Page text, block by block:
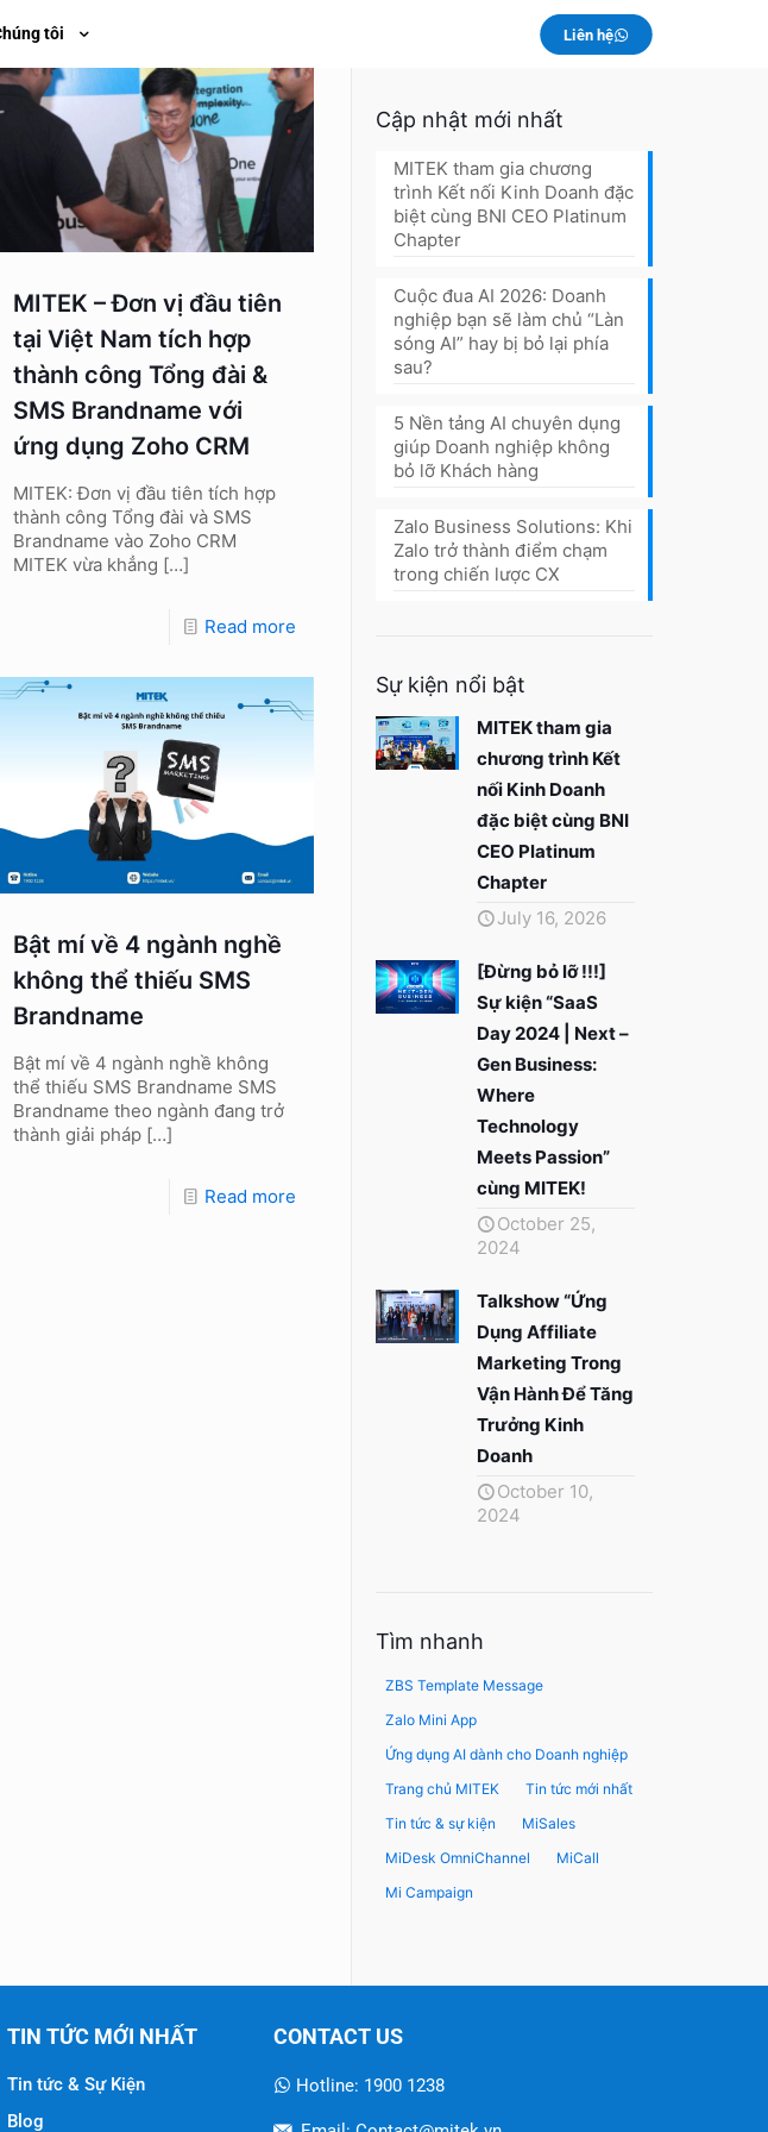
tôi Liên hệ
MITEK – Đơn vị đầu tiên
tại Việt Nam tích hợp
thành công Tổng đài &
SMS Brandname với
ứng dụng Zoho CRM
MITEK: Đơn vị đầu tiên tích hợp
thành công Tổng đài và SMS
Brandname vào Zoho CRM
MITEK vừa khẳng […]
Read more
Bật mí về 4 ngành nghề
không thể thiếu SMS
Brandname
Bật mí về 4 ngành nghề không
thể thiếu SMS Brandname SMS
Brandname theo ngành đang trở
thành giải pháp […]
Read more
Cập nhật mới nhất
MITEK tham gia chương
trình Kết nối Kinh Doanh đặc
biệt cùng BNI CEO Platinum
Chapter
Cuộc đua AI 2026: Doanh
nghiệp bạn sẽ làm chủ “Làn
sóng AI” hay bị bỏ lại phía
sau?
5 Nền tảng AI chuyên dụng
giúp Doanh nghiệp không
bỏ lỡ Khách hàng
Zalo Business Solutions: Khi
Zalo trở thành điểm chạm
trong chiến lược CX
Sự kiện nổi bật
MITEK tham gia
chương trình Kết
nối Kinh Doanh
đặc biệt cùng BNI
CEO Platinum
Chapter
July 16, 2026
[Đừng bỏ lỡ !!!]
Sự kiện “SaaS
Day 2024 | Next –
Gen Business:
Where
Technology
Meets Passion”
cùng MITEK!
October 25,
2024
Talkshow “Ứng
Dụng Affiliate
Marketing Trong
Vận Hành Để Tăng
Trưởng Kinh
Doanh
October 10,
2024
Tìm nhanh
ZBS Template Message
Zalo Mini App
Ứng dụng AI dành cho Doanh nghiệp
Trang chủ MITEK
Tin tức mới nhất
Tin tức & sự kiện
MiSales
MiDesk OmniChannel
MiCall
Mi Campaign
TIN TỨC MỚI NHẤT
Tin tức & Sự Kiện
Blog
CONTACT US
Hotline: 1900 1238